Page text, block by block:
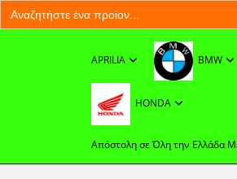
Search
for:
APRILIA BMW
HONDA
Απόστολη σε Όλη την Ελλάδα